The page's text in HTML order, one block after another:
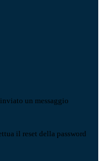
un messaggio
il reset della password